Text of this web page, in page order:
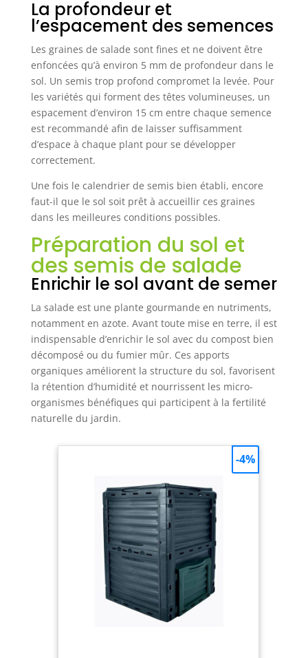
La profondeur et
l’espacement des semences
Les graines de salade sont fines et ne doivent être
enfoncées qu’à environ 5 mm de profondeur dans le
sol. Un semis trop profond compromet la levée. Pour
les variétés qui forment des têtes volumineuses, un
espacement d’environ 15 cm entre chaque semence
est recommandé afin de laisser suffisamment
d’espace à chaque plant pour se développer
correctement.
Une fois le calendrier de semis bien établi, encore
faut-il que le sol soit prêt à accueillir ces graines
dans les meilleures conditions possibles.
Préparation du sol et
des semis de salade
Enrichir le sol avant de semer
La salade est une plante gourmande en nutriments,
notamment en azote. Avant toute mise en terre, il est
indispensable d’enrichir le sol avec du compost bien
décomposé ou du fumier mûr. Ces apports
organiques améliorent la structure du sol, favorisent
la rétention d’humidité et nourrissent les micro-
organismes bénéfiques qui participent à la fertilité
naturelle du jardin.
-4%